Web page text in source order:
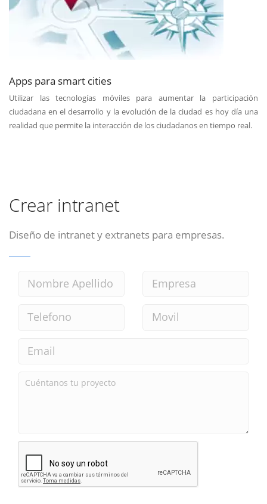
Apps para smart cities
Utilizar las tecnologías móviles para aumentar la participación
ciudadana en el desarrollo y la evolución de la ciudad es hoy día una
realidad que permite la interacción de los ciudadanos en tiempo real.
Crear intranet
Diseño de intranet y extranets para empresas.